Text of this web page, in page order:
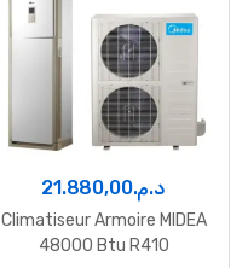
د.م.21.880,00
Climatiseur Armoire MIDEA
48000 Btu R410